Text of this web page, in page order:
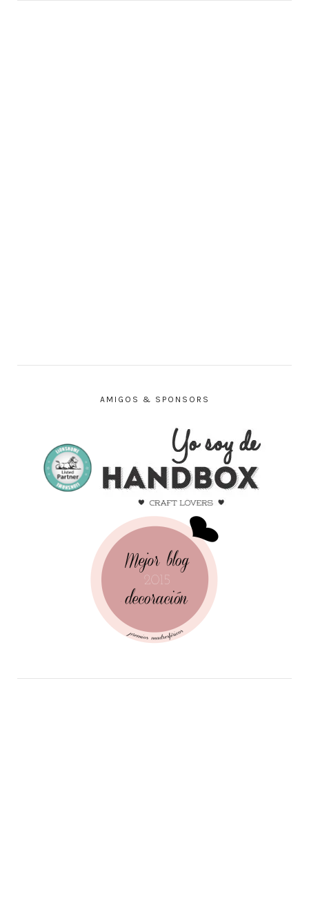
AMIGOS & SPONSORS